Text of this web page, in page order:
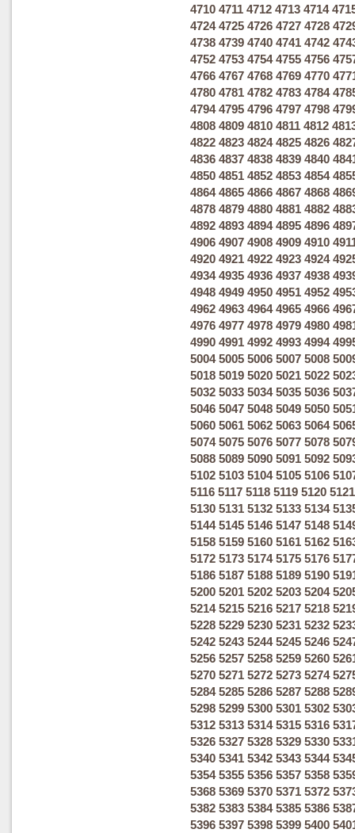
4710 4711 4712 4713 4714
4724 4725 4726 4727 4728
4738 4739 4740 4741 4742
4752 4753 4754 4755 4756
4766 4767 4768 4769 4770
4780 4781 4782 4783 4784
4794 4795 4796 4797 4798
4808 4809 4810 4811 4812
4822 4823 4824 4825 4826
4836 4837 4838 4839 4840
4850 4851 4852 4853 4854
4864 4865 4866 4867 4868
4878 4879 4880 4881 4882
4892 4893 4894 4895 4896
4906 4907 4908 4909 4910
4920 4921 4922 4923 4924
4934 4935 4936 4937 4938
4948 4949 4950 4951 4952
4962 4963 4964 4965 4966
4976 4977 4978 4979 4980
4990 4991 4992 4993 4994
5004 5005 5006 5007 5008
5018 5019 5020 5021 5022
5032 5033 5034 5035 5036
5046 5047 5048 5049 5050
5060 5061 5062 5063 5064
5074 5075 5076 5077 5078
5088 5089 5090 5091 5092
5102 5103 5104 5105 5106
5116 5117 5118 5119 5120 5121
5130 5131 5132 5133 5134
5144 5145 5146 5147 5148
5158 5159 5160 5161 5162
5172 5173 5174 5175 5176
5186 5187 5188 5189 5190
5200 5201 5202 5203 5204
5214 5215 5216 5217 5218
5228 5229 5230 5231 5232
5242 5243 5244 5245 5246
5256 5257 5258 5259 5260
5270 5271 5272 5273 5274
5284 5285 5286 5287 5288
5298 5299 5300 5301 5302
5312 5313 5314 5315 5316
5326 5327 5328 5329 5330
5340 5341 5342 5343 5344
5354 5355 5356 5357 5358
5368 5369 5370 5371 5372
5382 5383 5384 5385 5386
5396 5397 5398 5399 5400